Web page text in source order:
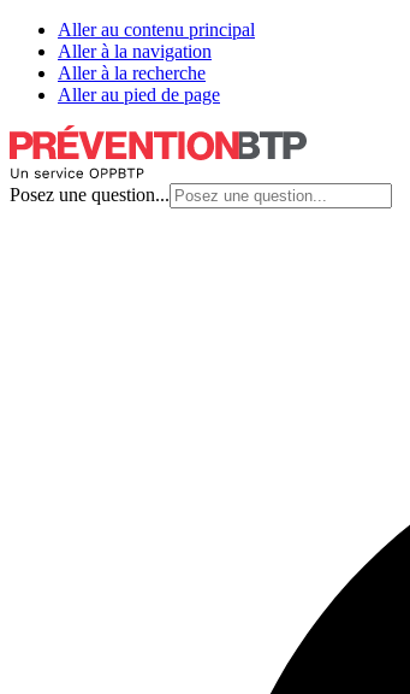
Aller au contenu principal
Aller à la navigation
Aller à la recherche
Aller au pied de page
Posez une question...